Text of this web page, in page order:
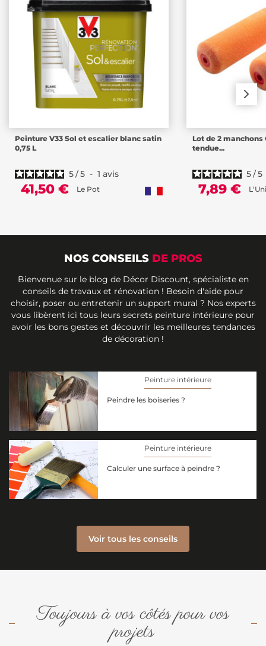
Peinture V33 Sol et escalier blanc satin
0,75 L
5/5 - 1 avis
41,50 € Le Pot
Lot de 2
tendue...
5/5
7,89 €
NOS CONSEILS DE PROS
Bienvenue sur le blog de Décor Discount, spécialiste en
conseils de travaux et rénovation ! Besoin d'aide pour
choisir, poser ou entretenir un support mural ? Nos experts
vous libèrent ici tous leurs secrets peinture intérieure pour
avoir les bons gestes et découvrir les meilleures tendances
de décoration !
Peinture intérieure
Peindre les boiseries ?
Peinture intérieure
Calculer une surface à peindre ?
Voir tous les conseils
Toujours à vos côtés pour vos
projets